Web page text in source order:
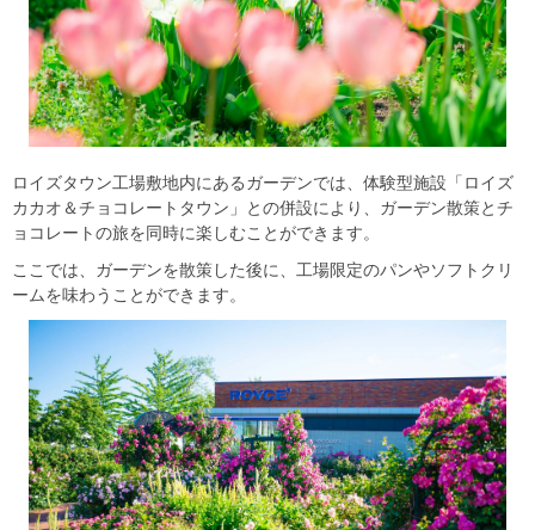
ロイズタウン工場敷地内にあるガーデンでは、体験型施設「ロイズ
カカオ＆チョコレートタウン」との併設により、ガーデン散策とチ
ョコレートの旅を同時に楽しむことができます。
ここでは、ガーデンを散策した後に、工場限定のパンやソフトクリ
ームを味わうことができます。